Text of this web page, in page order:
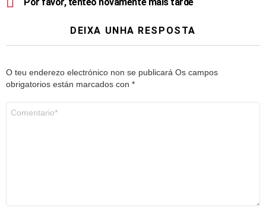
Por favor, ténteo novamente máis tarde
DEIXA UNHA RESPOSTA
O teu enderezo electrónico non se publicará Os campos
obrigatorios están marcados con *